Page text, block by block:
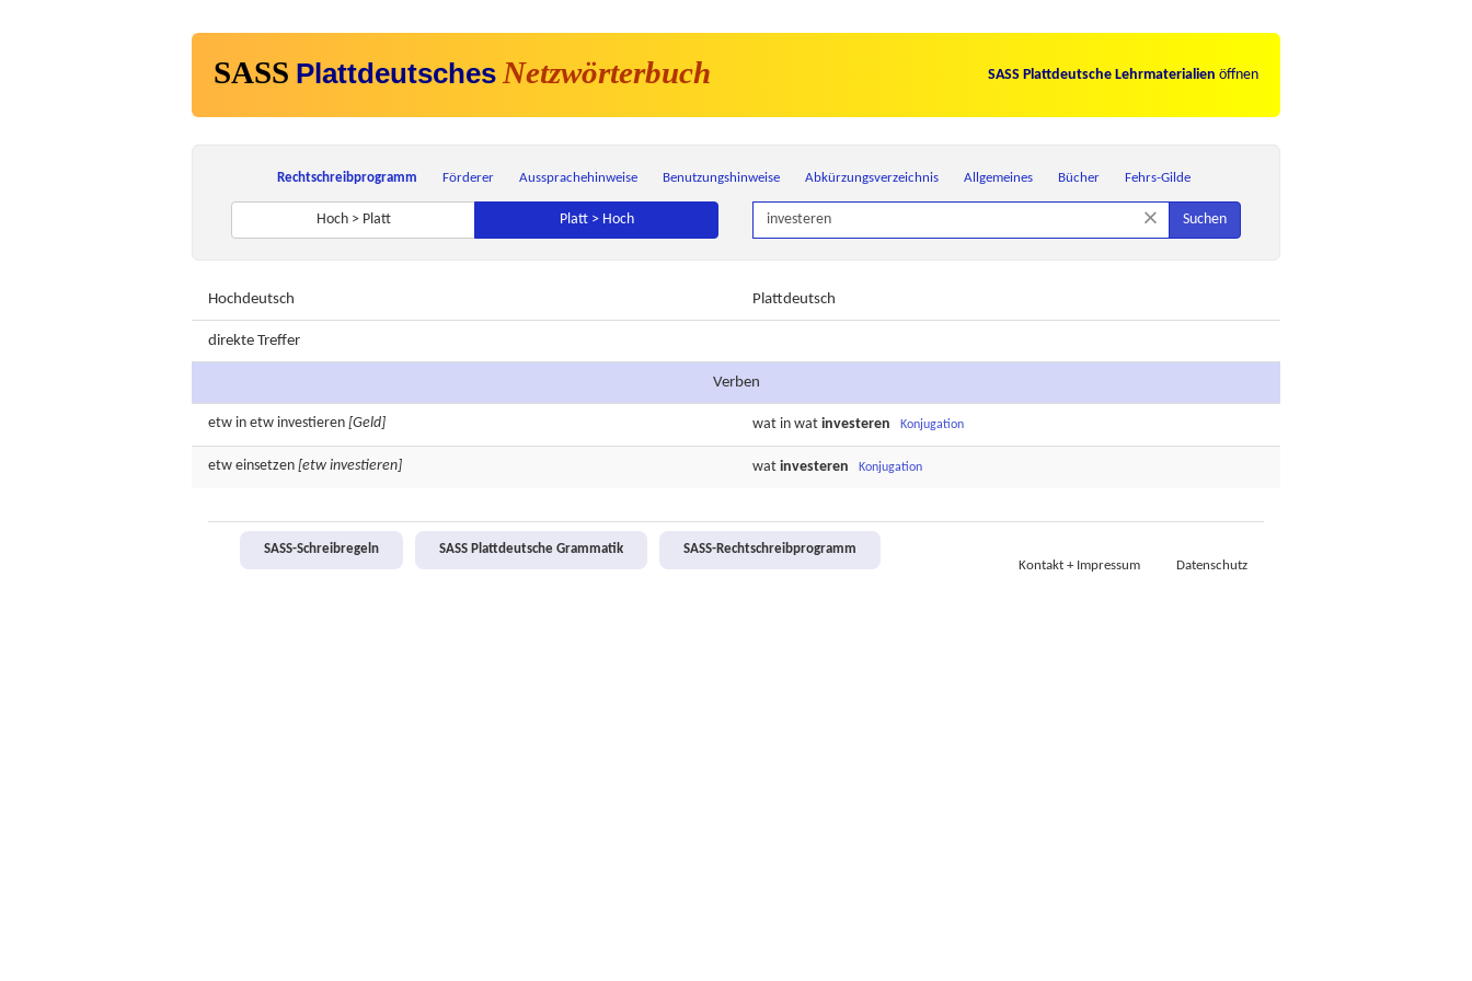
SASS Plattdeutsches Netzwörterbuch SASS Plattdeutsche Lehrmaterialien öffnen
Rechtschreibprogramm Förderer Aussprachehinweise Benutzungshinweise Abkürzungsverzeichnis Allgemeines Bücher Fehrs-Gilde
Hoch > Platt Platt > Hoch × Suchen
Hochdeutsch Plattdeutsch
direkte Treffer
Verben
etw in etw investieren [Geld] wat in wat investeren Konjugation
etw einsetzen [etw investieren] wat investeren Konjugation
SASS-Schreibregeln SASS Plattdeutsche Grammatik
SASS-Rechtschreibprogramm
Kontakt + Impressum
Datenschutz